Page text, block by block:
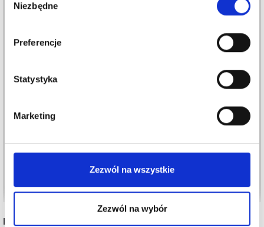
zgody
Niezbędne
Preferencje
Statystyka
Marketing
Zezwól na wszystkie
Zezwól na wybór
4,75 zł
Okazja31/08/2026
16,85 zł
Okazja31/08/2026
INNI TEŻ WIDZIELI